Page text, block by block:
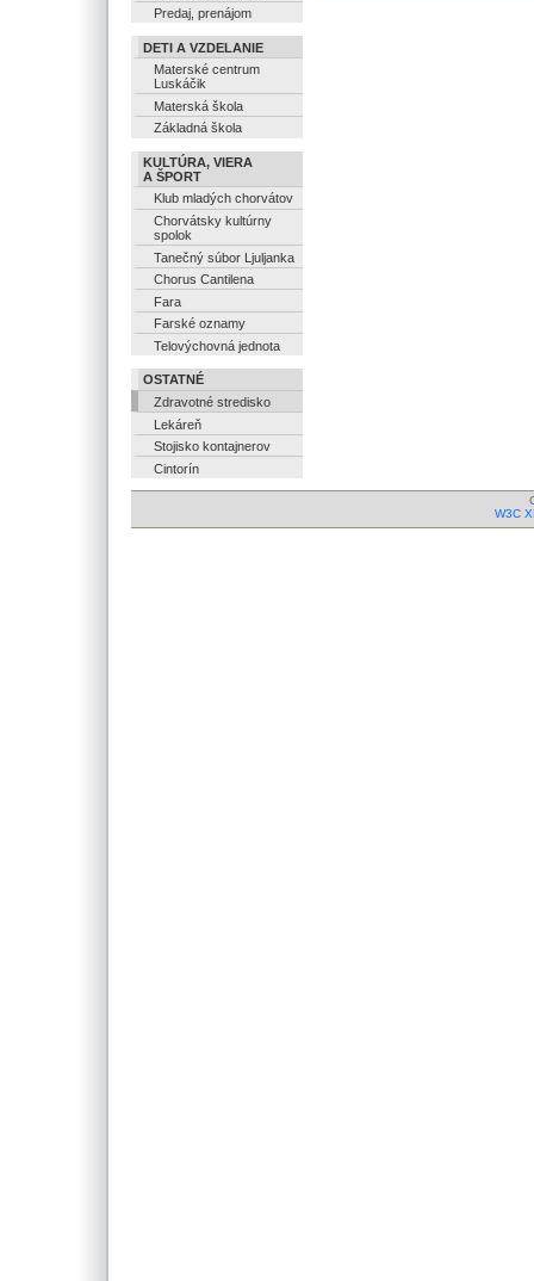
Predaj, prenájom
DETI A VZDELANIE
Materské centrum
Luskáčik
Materská škola
Základná škola
KULTÚRA, VIERA
A ŠPORT
Klub mladých chorvátov
Chorvátsky kultúrny
spolok
Tanečný súbor Ljuljanka
Chorus Cantilena
Fara
Farské oznamy
Telovýchovná jednota
OSTATNÉ
Zdravotné stredisko
Lekáreň
Stojisko kontajnerov
Cintorín
W3C